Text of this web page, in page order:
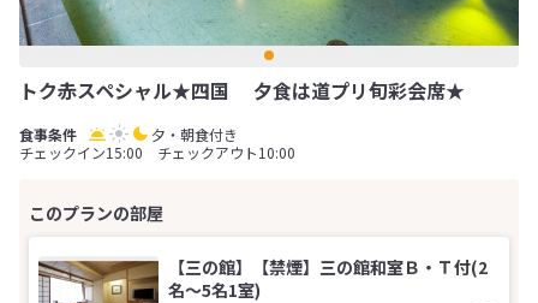
トク赤スペシャル★四国 夕食は道プリ旬彩会席★
夕・朝食付き
チェックイン15:00 チェックアウト10:00
【三の館】【禁煙】三の館和室Ｂ・Ｔ付(2
名～5名1室)